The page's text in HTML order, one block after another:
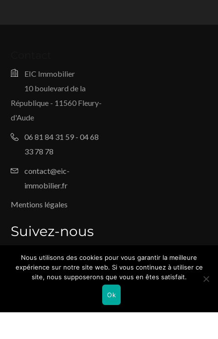
EIC Immobilier
10 boulevard de la
République - 11560 Fleury-
d'Aude
06 81 84 31 59 - 04 68
33 78 78
contact@eic-
immobilier.fr
Mentions légales
Suivez-nous
Nous utilisons des cookies pour vous garantir la meilleure
expérience sur notre site web. Si vous continuez à utiliser ce
site, nous supposerons que vous en êtes satisfait.
Ok